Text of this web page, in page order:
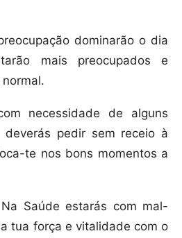
dominarão o dia
mais preocupados e
necessidade de alguns
deverás pedir sem receio à
te nos bons momentos a
Saúde estarás com mal-
tua força e vitalidade com o